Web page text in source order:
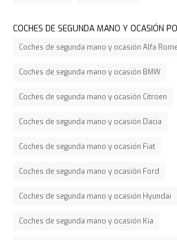
COCHES DE SEGUNDA MANO Y OCASIÓN
Coches de segunda mano y ocasión Alfa
Coches de segunda mano y ocasión BMW
Coches de segunda mano y ocasión Citroen
Coches de segunda mano y ocasión Dacia
Coches de segunda mano y ocasión Fiat
Coches de segunda mano y ocasión Ford
Coches de segunda mano y ocasión Hyundai
Coches de segunda mano y ocasión Kia